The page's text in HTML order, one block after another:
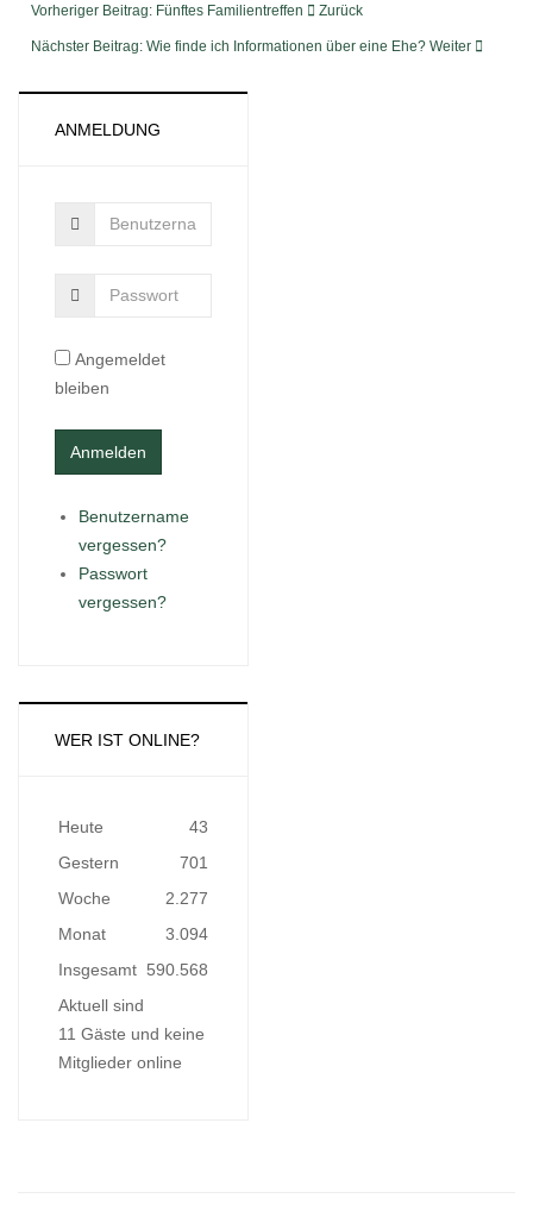
Vorheriger Beitrag: Fünftes Familientreffen Zurück
Nächster Beitrag: Wie finde ich Informationen über eine Ehe? Weiter
ANMELDUNG
Angemeldet
bleiben
Benutzername
vergessen?
Passwort
vergessen?
WER IST ONLINE?
Heute
43
Gestern
701
Woche
2.277
Monat
3.094
Insgesamt 590.568
Aktuell sind
11 Gäste und keine
Mitglieder online